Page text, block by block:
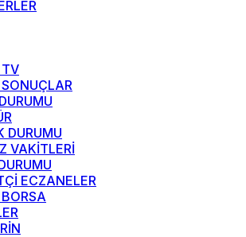
DURUMU
VAKİTLERİ
ECZANELER